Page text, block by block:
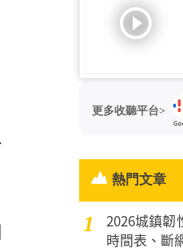
更多收聽平台>
熱門文章
1
2026城鎮韌
時間表、斷